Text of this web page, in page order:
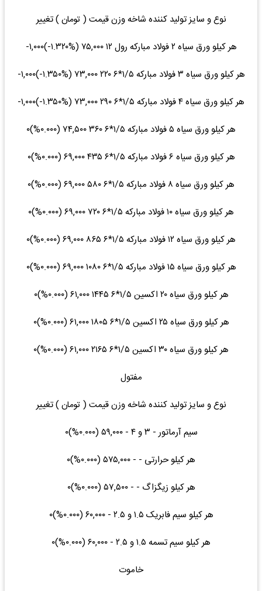
نوع و سایز تولید کننده شاخه وزن قیمت ( تومان ) تغییر
هر کیلو ورق سیاه ۲ فولاد مبارکه رول ۱۲ ۷۵,۰۰۰ (‎-۱.۳۲۰%‌)‎-۱,۰۰۰‌
هر کیلو ورق سیاه ۳ فولاد مبارکه ۱/۵*۶ ۲۲۰ ۷۳,۰۰۰ (‎-۱.۳۵۰%‌)‎-۱,۰۰۰‌
هر کیلو ورق سیاه ۴ فولاد مبارکه ۱/۵*۶ ۲۹۰ ۷۳,۰۰۰ (‎-۱.۳۵۰%‌)‎-۱,۰۰۰‌
هر کیلو ورق سیاه ۵ فولاد مبارکه ۱/۵*۶ ۳۶۰ ۷۴,۵۰۰ (۰.۰۰۰%)۰
هر کیلو ورق سیاه ۶ فولاد مبارکه ۱/۵*۶ ۴۳۵ ۶۹,۰۰۰ (۰.۰۰۰%)۰
هر کیلو ورق سیاه ۸ فولاد مبارکه ۱/۵*۶ ۵۸۰ ۶۹,۰۰۰ (۰.۰۰۰%)۰
هر کیلو ورق سیاه ۱۰ فولاد مبارکه ۱/۵*۶ ۷۲۰ ۶۹,۰۰۰ (۰.۰۰۰%)۰
هر کیلو ورق سیاه ۱۲ فولاد مبارکه ۱/۵*۶ ۸۶۵ ۶۹,۰۰۰ (۰.۰۰۰%)۰
هر کیلو ورق سیاه ۱۵ فولاد مبارکه ۱/۵*۶ ۱۰۸۰ ۶۹,۰۰۰ (۰.۰۰۰%)۰
هر کیلو ورق سیاه ۲۰ اکسین ۱/۵*۶ ۱۴۴۵ ۶۱,۰۰۰ (۰.۰۰۰%)۰
هر کیلو ورق سیاه ۲۵ اکسین ۱/۵*۶ ۱۸۰۵ ۶۱,۰۰۰ (۰.۰۰۰%)۰
هر کیلو ورق سیاه ۳۰ اکسین ۱/۵*۶ ۲۱۶۵ ۶۱,۰۰۰ (۰.۰۰۰%)۰
مفتول
نوع و سایز تولید کننده شاخه وزن قیمت ( تومان ) تغییر
سیم آرماتور - ۳ و ۴ - ۵۹,۰۰۰ (۰.۰۰۰%)۰
هر کیلو حرارتی - - ۵۷۵,۰۰۰ (۰.۰۰۰%)۰
هر کیلو زیگزاگ - - ۵۷,۵۰۰ (۰.۰۰۰%)۰
هر کیلو سیم فابریک ۱.۵ و ۲.۵ - ۶۰,۰۰۰ (۰.۰۰۰%)۰
هر کیلو سیم تسمه ۱.۵ و ۲.۵ - ۶۰,۰۰۰ (۰.۰۰۰%)۰
خاموت